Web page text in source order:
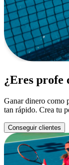
¿Eres profe
Ganar dinero como
tan rápido. Crea tu
Conseguir clientes